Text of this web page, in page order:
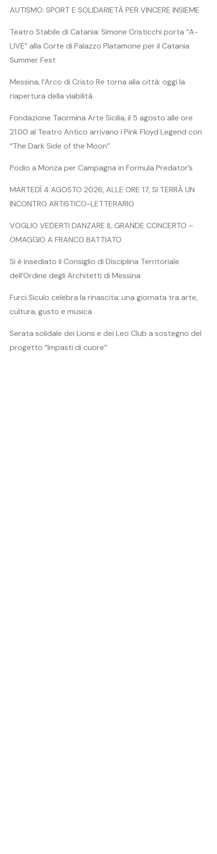
AUTISMO: SPORT E SOLIDARIETÀ PER VINCERE INSIEME
Teatro Stabile di Catania: Simone Cristicchi porta “A-
LIVE” alla Corte di Palazzo Platamone per il Catania
Summer Fest
Messina, l’Arco di Cristo Re torna alla città: oggi la
riapertura della viabilità
Fondazione Taormina Arte Sicilia, il 5 agosto alle ore
21.00 al Teatro Antico arrivano i Pink Floyd Legend con
“The Dark Side of the Moon”
Podio a Monza per Campagna in Formula Predator’s
MARTEDÌ 4 AGOSTO 2026, ALLE ORE 17, SI TERRÀ UN
INCONTRO ARTISTICO-LETTERARIO
VOGLIO VEDERTI DANZARE IL GRANDE CONCERTO –
OMAGGIO A FRANCO BATTIATO
Si è insediato il Consiglio di Disciplina Territoriale
dell’Ordine degli Architetti di Messina
Furci Siculo celebra la rinascita: una giornata tra arte,
cultura, gusto e musica
Serata solidale dei Lions e dei Leo Club a sostegno del
progetto “Impasti di cuore”